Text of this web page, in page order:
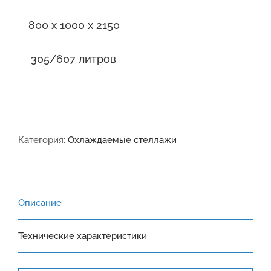
800 x 1000 x 2150
305/607 литров
Категория: Охлаждаемые стеллажи
Описание
Технические характеристики